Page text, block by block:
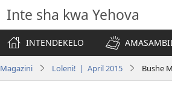
Inte sha kwa Yehova
INTENDEKELO
Magazini Loleni! | April 2015 Bushe